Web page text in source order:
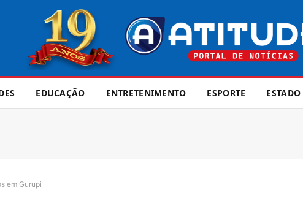
EDUCAÇÃO ENTRETENIMENTO ESPORTE ESTADO
em Gurupi